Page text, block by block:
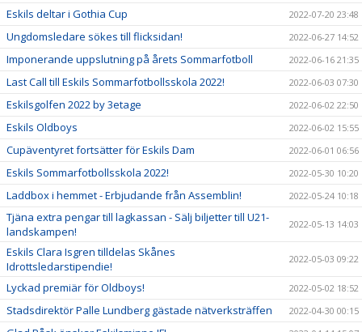
Eskils deltar i Gothia Cup 2022-07-20 23:48
Ungdomsledare sökes till flicksidan! 2022-06-27 14:52
Imponerande uppslutning på årets Sommarfotboll 2022-06-16 21:35
Last Call till Eskils Sommarfotbollsskola 2022! 2022-06-03 07:30
Eskilsgolfen 2022 by 3etage 2022-06-02 22:50
Eskils Oldboys 2022-06-02 15:55
Cupäventyret fortsätter för Eskils Dam 2022-06-01 06:56
Eskils Sommarfotbollsskola 2022! 2022-05-30 10:20
Laddbox i hemmet - Erbjudande från Assemblin! 2022-05-24 10:18
Tjäna extra pengar till lagkassan - Sälj biljetter till U21-
landskampen!
2022-05-13 14:03
Eskils Clara Isgren tilldelas Skånes
Idrottsledarstipendie!
2022-05-03 09:22
Lyckad premiär för Oldboys! 2022-05-02 18:52
Stadsdirektör Palle Lundberg gästade nätverksträffen 2022-04-30 00:15